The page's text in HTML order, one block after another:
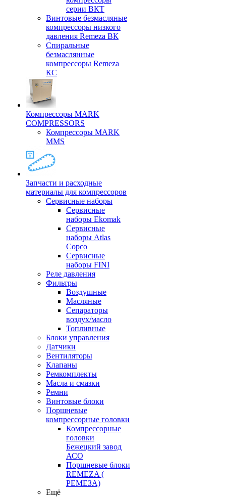
серии ВКТ
Винтовые безмасляные
компрессоры низкого
давления Remeza ВК
Спиральные
безмаслянные
компрессоры Remeza
КС
Компрессоры MARK
COMPRESSORS
Компрессоры MARK
MMS
Запчасти и расходные
материалы для компрессоров
Cервисные наборы
Сервисные
наборы Ekomak
Cервисные
наборы Atlas
Copco
Сервисные
наборы FINI
Реле давления
Фильтры
Воздушные
Масляные
Сепараторы
воздух/масло
Топливные
Блоки управления
Датчики
Вентиляторы
Клапаны
Ремкомплекты
Масла и смазки
Ремни
Винтовые блоки
Поршневые
компрессорные головки
Компрессорные
головки
Бежецкий завод
АСО
Поршневые блоки
REMEZA (
РЕМЕЗА)
Ещё